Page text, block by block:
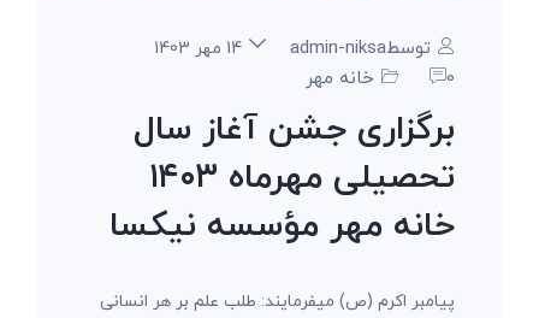
توسطadmin-niksa 14 مهر 1403
0 خانه مهر
برگزاری جشن آغاز سال
تحصیلی مهرماه ۱۴۰۳
خانه مهر مؤسسه نیکسا
پیامبر اکرم (ص) میفرمایند: طلب علم بر هر انسانی